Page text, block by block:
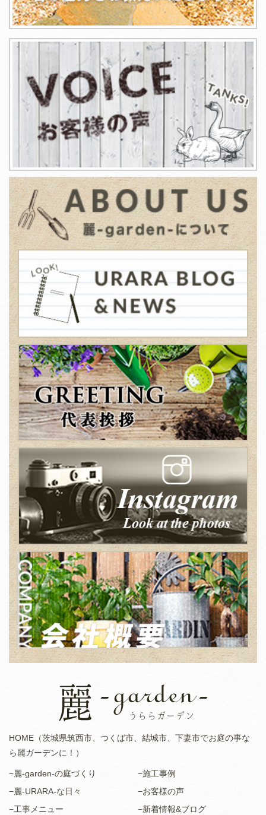
HOME（茨城県筑西市、つくば市、結城市、下妻市でお庭の事な
ら麗ガーデンに！）
−麗-garden-の庭づくり
−麗-URARA-な日々
−工事メニュー
−施工事例
−お客様の声
−新着情報&ブログ